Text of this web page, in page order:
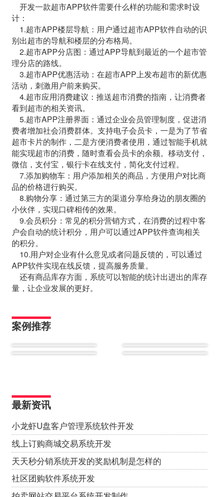
开发一款超市APP软件需要什么样的功能和需求时设
计：
1.超市APP楼层导航：用户通过超市APP软件自动的识
别出超市的导航和楼层的分布格局。
2.超市APP分店图：通过APP导航到最近的一个超市管
理分店的路线。
3.超市APP优惠活动：在超市APP上发布超市的新优惠
活动，刺激用户前来购买。
4.超市应用消费建议：推送超市消费的指南，让消费者
看到超市的相关资讯。
5.超市APP注册界面：通过企业会员管理制度，促进消
费者增加社会消费群体。支持电子会员卡，一是为了节省
超市卡片的制作，二是方便消费者使用，通过智能手机就
能实现超市的消费，随时查看会员卡的余额。移动支付，
微信，支付宝，银行卡在线支付，简化支付过程。
7.添加购物车：用户添加相关的商品，方便用户对比商
品的价格进行购买。
8.购物分享：通过第三方的渠道分享给身边的朋友圈的
小伙伴，实现口碑相传的效果。
9.会员积分：常见的积分营销方式，在消费的过程中客
户会自动的统计积分，用户可以通过APP软件查询相关
的积分。
10.用户对企业有什么意见或者问题反馈的，可以通过
APP软件实现在线反馈，提高服务质量。
还有商品库存方面，系统可以智能的统计出进出的库存
量，让企业发展的更好。
案例推荐
最新资讯
小龙虾U盘客户管理系统软件开发
线上订购商城交易系统开发
天天秒分销系统开发的奖励机制是怎样的
社区团购软件系统开发